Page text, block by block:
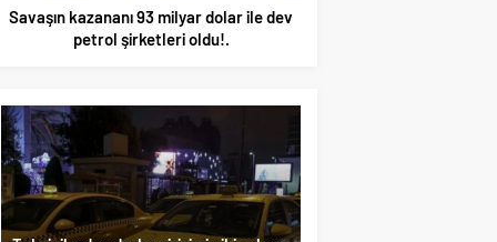
Savaşın kazananı 93 milyar dolar ile dev
petrol şirketleri oldu!.